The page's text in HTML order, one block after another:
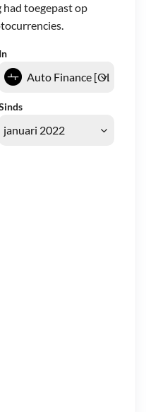
toegepast op
In